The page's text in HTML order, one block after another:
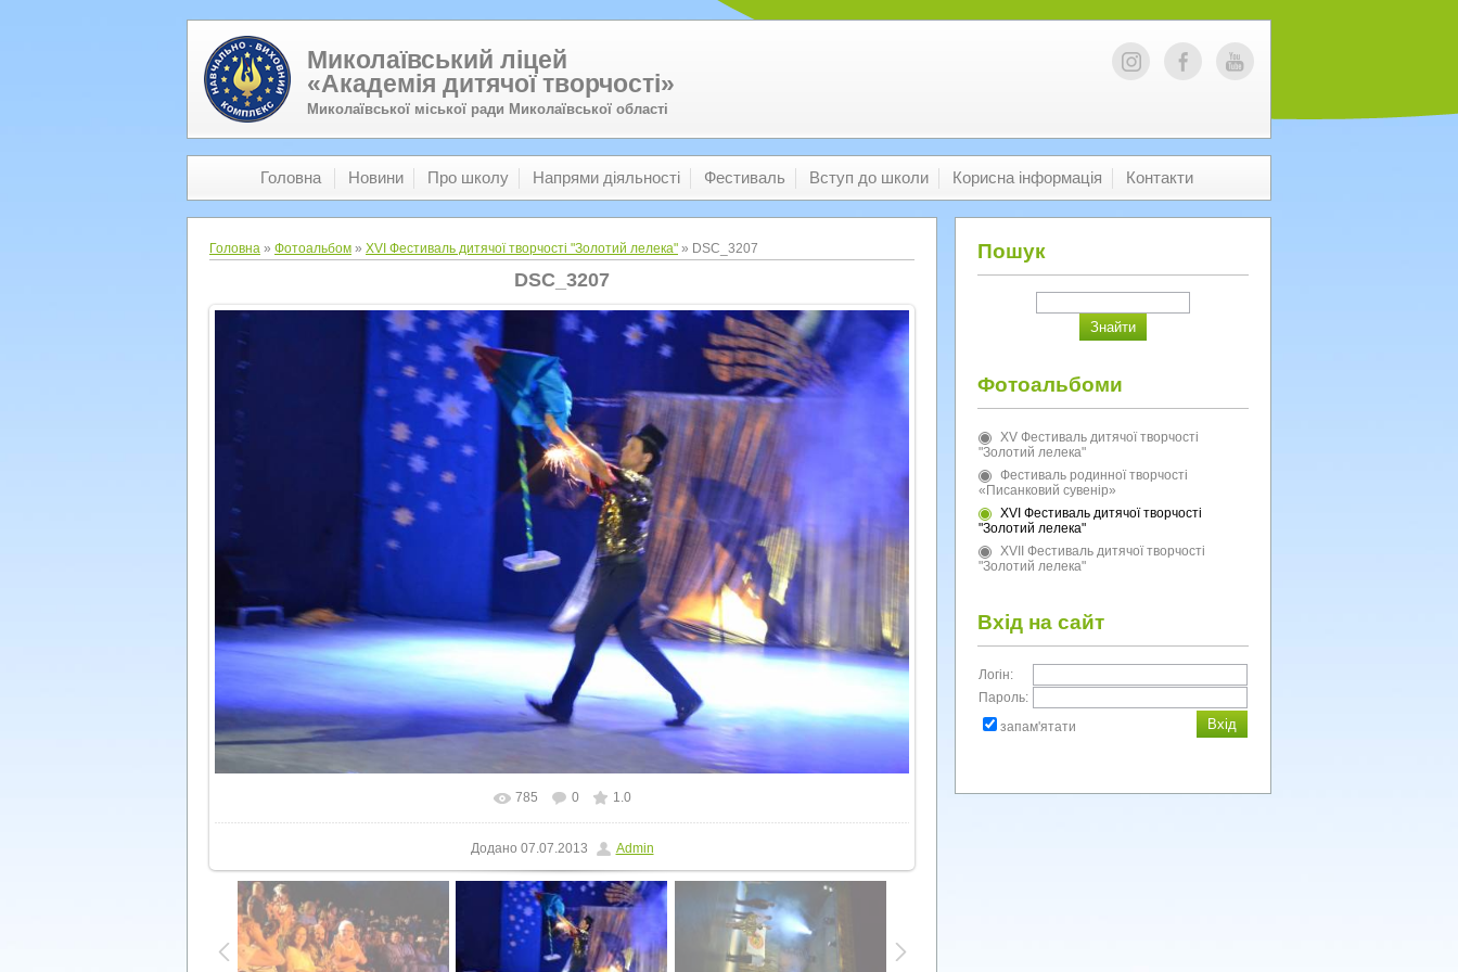
Миколаївський ліцей
«Академія дитячої творчості»
Миколаївської міської ради Миколаївської області
Головна Новини Про школу Напрями діяльності Фестиваль Вступ до школи Корисна інформація Контакти
Головна » Фотоальбом » XVI Фестиваль дитячої творчості "Золотий лелека" » DSC_3207
DSC_3207
У реальному розмірі 1600x1066
785 0 1.0
Додано 07.07.2013 Admin
Пошук
Фотоальбоми
XV Фестиваль дитячої творчості
"Золотий лелека"
Фестиваль родинної творчості
«Писанковий сувенір»
XVI Фестиваль дитячої творчості
"Золотий лелека"
XVII Фестиваль дитячої творчості
"Золотий лелека"
Вхід на сайт
Логін:
Пароль:
запам'ятати